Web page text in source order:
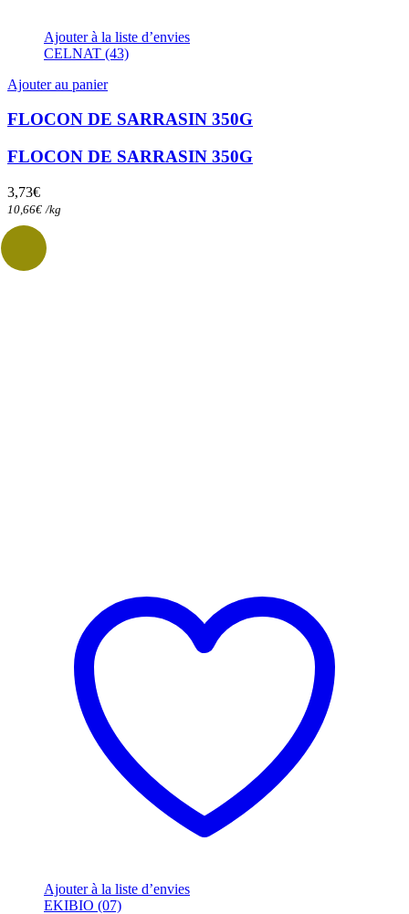
Ajouter à la liste d’envies
CELNAT (43)
Ajouter au panier
FLOCON DE SARRASIN 350G
FLOCON DE SARRASIN 350G
3,73€
10,66€ /kg
Ajouter à la liste d’envies
EKIBIO (07)